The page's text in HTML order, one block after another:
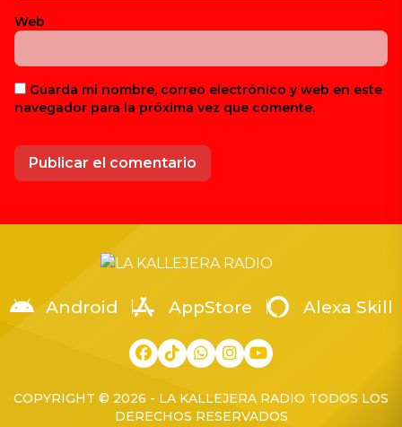
Web
Guarda mi nombre, correo electrónico y web en este
navegador para la próxima vez que comente.
Android AppStore Alexa Skill
COPYRIGHT © 2026 - LA KALLEJERA RADIO TODOS LOS
DERECHOS RESERVADOS